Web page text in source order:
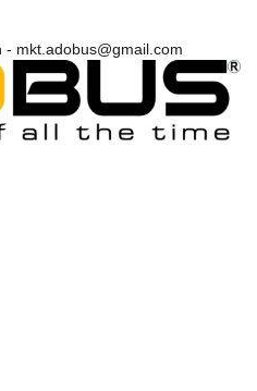
- mkt.adobus@gmail.com